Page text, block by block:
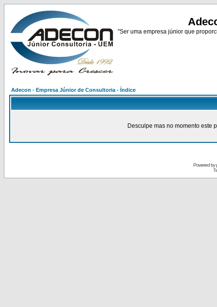
"Ser uma empresa júnior que
Adecon - Empresa Júnior de Consultoria - Índice
Desculpe mas no momento este
Powered by